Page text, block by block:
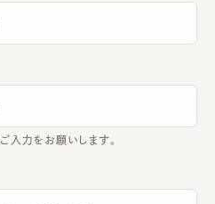
入力をお願いします。